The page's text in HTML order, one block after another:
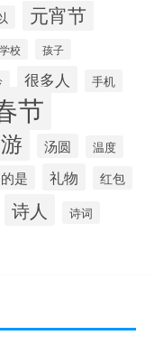
元宵节
学校 孩子
很多人
手机
节
汤圆 温度
的是 礼物 红包
诗人 诗词